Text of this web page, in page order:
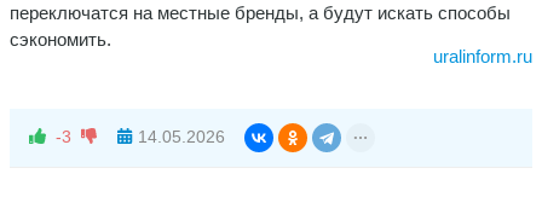
переключатся на местные бренды, а будут искать способы
сэкономить.
uralinform.ru
-3 14.05.2026